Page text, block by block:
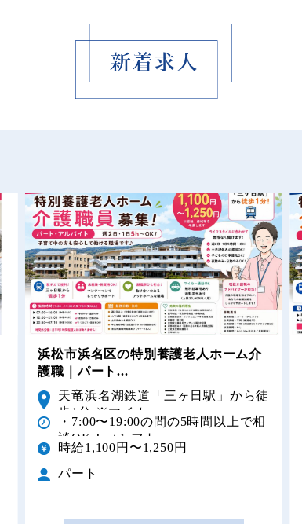
浜松市浜名区の特別養護老人ホーム介
護職｜パート...
天竜浜名湖鉄道「三ヶ日駅」から徒
歩1分 ※マイカー...
・7:00〜19:00の間の5時間以上で相
談OK！（シフト...
時給1,100円〜1,250円
パート